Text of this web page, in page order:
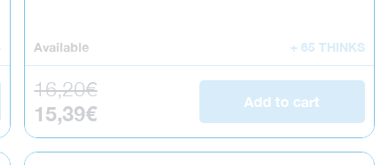
Available + 65 THINKS
Regular price
16,20€
Sale price
15,39€
Add to cart